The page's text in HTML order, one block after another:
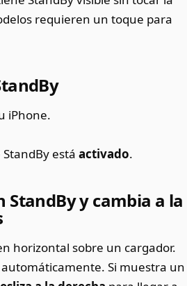
requieren un toque para
iPhone.
estáactivado.
StandBy y cambia a la
horizontal sobre un cargador.
automáticamente. Si muestra un